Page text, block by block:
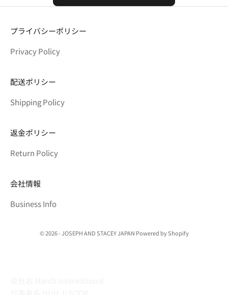
プライバシーポリシー
Privacy Policy
配送ポリシー
Shipping Policy
返金ポリシー
Return Policy
会社情報
Business Info
© 2026 - JOSEPH AND STACEY JAPAN Powered by Shopify